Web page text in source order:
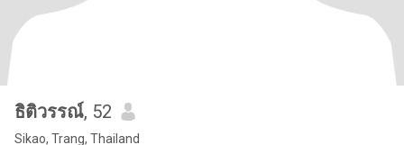
ธิติวรรณ์, 52
Sikao, Trang, Thailand